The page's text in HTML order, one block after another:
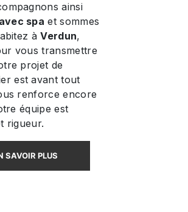
ainsi
spa et sommes
àVerdun,
vous transmettre
projet de
est avant tout
renforce encore
équipe est
rigueur.
SAVOIR PLUS